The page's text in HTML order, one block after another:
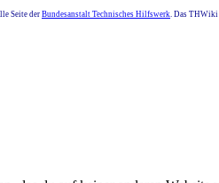
Seite der Bundesanstalt Technisches Hilfswerk. Das THWiki